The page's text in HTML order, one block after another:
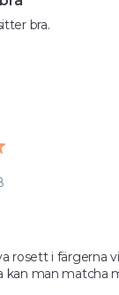
bra.
rosett i färgerna
kan man matcha